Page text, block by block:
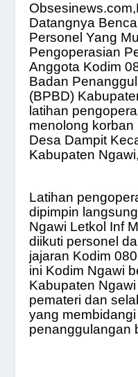
Datangnya
Personel Yang
Pengoperasian
Anggota Kodim
Badan
(BPBD)
latihan
menolong korban
Desa Dampit
Kabupaten
Latihan
dipimpin
Ngawi Letkol Inf
diikuti personel
jajaran Kodim
ini Kodim Ngawi
Kabupaten
pemateri dan
yang
penanggulangan